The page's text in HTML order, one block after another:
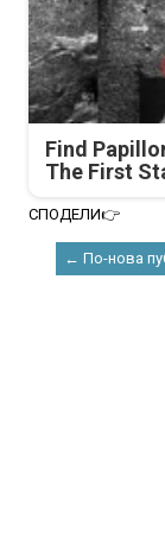
Find
The First
СПОДЕЛИ👉
← По-нова